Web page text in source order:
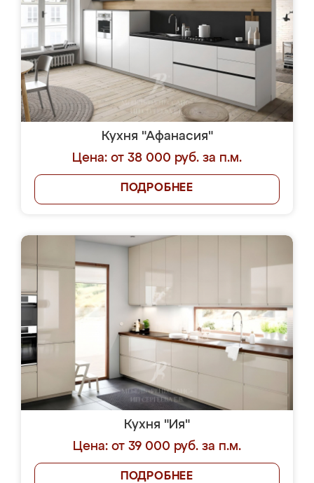
Кухня "Афанасия"
Цена: от 38 000 руб. за п.м.
ПОДРОБНЕЕ
Кухня "Ия"
Цена: от 39 000 руб. за п.м.
ПОДРОБНЕЕ